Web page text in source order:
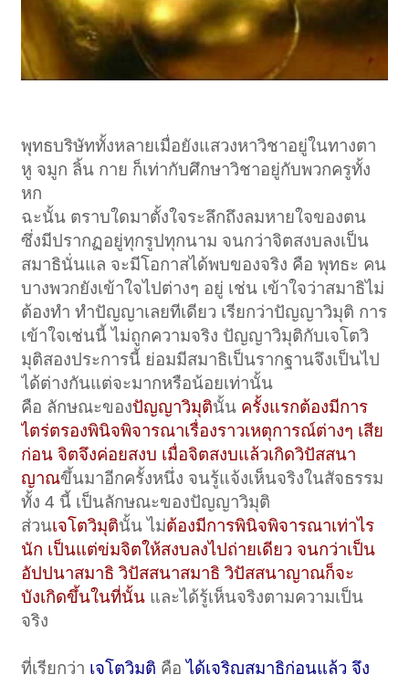
พุทธบริษัททั้งหลายเมื่อยังแสวงหาวิชาอยู่ในทางตา
หู จมูก ลิ้น กาย ก็เท่ากับศึกษาวิชาอยู่กับพวกครูทั้ง
หก
ฉะนั้น ตราบใดมาตั้งใจระลึกถึงลมหายใจของตน
ซึ่งมีปรากฏอยู่ทุกรูปทุกนาม จนกว่าจิตสงบลงเป็น
สมาธินั่นแล จะมีโอกาสได้พบของจริง คือ พุทธะ คน
บางพวกยังเข้าใจไปต่างๆ อยู่ เช่น เข้าใจว่าสมาธิไม่
ต้องทำ ทำปัญญาเลยทีเดียว เรียกว่าปัญญาวิมุติ การ
เข้าใจเช่นนี้ ไม่ถูกความจริง ปัญญาวิมุติกับเจโตวิ
มุติสองประการนี้ ย่อมมีสมาธิเป็นรากฐานจึงเป็นไป
ได้ต่างกันแต่จะมากหรือน้อยเท่านั้น
คือ ลักษณะของปัญญาวิมุตินั้น ครั้งแรกต้องมีการ
ไตร่ตรองพินิจพิจารณาเรื่องราวเหตุการณ์ต่างๆ เสีย
ก่อน จิตจึงค่อยสงบ เมื่อจิตสงบแล้วเกิดวิปัสสนา
ญาณขึ้นมาอีกครั้งหนึ่ง จนรู้แจ้งเห็นจริงในสัจธรรม
ทั้ง 4 นี้ เป็นลักษณะของปัญญาวิมุติ
ส่วนเจโตวิมุตินั้น ไม่ต้องมีการพินิจพิจารณาเท่าไร
นัก เป็นแต่ข่มจิตให้สงบลงไปถ่ายเดียว จนกว่าเป็น
อัปปนาสมาธิ วิปัสสนาสมาธิ วิปัสสนาญาณก็จะ
บังเกิดขึ้นในที่นั้น และได้รู้เห็นจริงตามความเป็น
จริง
ที่เรียกว่า เจโตวิมุติ คือได้เจริญสมาธิก่อนแล้ว จึง